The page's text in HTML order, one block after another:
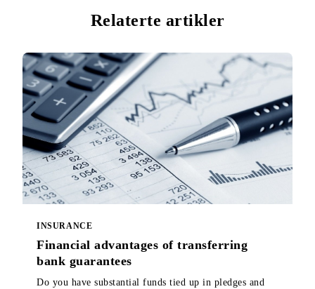
Relaterte artikler
INSURANCE
Financial advantages of transferring
bank guarantees
Do you have substantial funds tied up in pledges and